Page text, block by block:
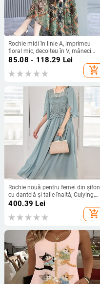
Rochie midi în linie A, imprimeu
floral mic, decolteu în V, mâneci
scurte.
85.08 - 118.29 Lei
add_shopping_cart
Rochie nouă pentru femei din șifon
cu dantelă și talie înaltă, Cuiying,
Cuiying, rochie lungă elegantă cu
400.39 Lei
add_shopping_cart